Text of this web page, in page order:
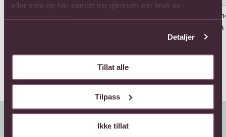
eller som de har samlet inn gjennom din bruk av
tjenestene deres.
Detaljer
Tillat alle
Tilpass
Ikke tillat